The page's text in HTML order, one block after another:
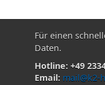
Für einen
Daten.
Hotline: +49
Email: mail@k2-